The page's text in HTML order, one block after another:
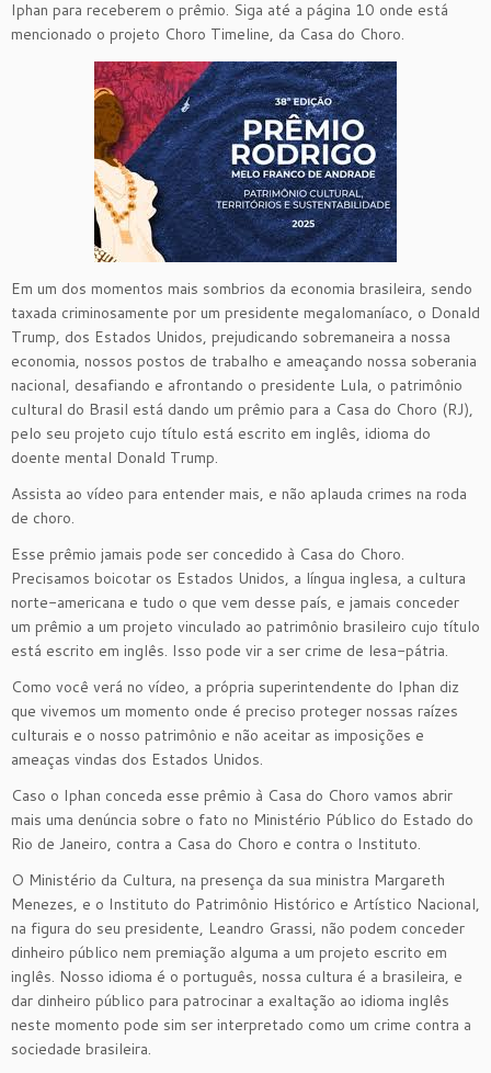
Iphan para receberem o prêmio. Siga até a página 10 onde está
mencionado o projeto Choro Timeline, da Casa do Choro.
Em um dos momentos mais sombrios da economia brasileira, sendo
taxada criminosamente por um presidente megalomaníaco, o Donald
Trump, dos Estados Unidos, prejudicando sobremaneira a nossa
economia, nossos postos de trabalho e ameaçando nossa soberania
nacional, desafiando e afrontando o presidente Lula, o patrimônio
cultural do Brasil está dando um prêmio para a Casa do Choro (RJ),
pelo seu projeto cujo título está escrito em inglês, idioma do
doente mental Donald Trump.
Assista ao vídeo para entender mais, e não aplauda crimes na roda
de choro.
Esse prêmio jamais pode ser concedido à Casa do Choro.
Precisamos boicotar os Estados Unidos, a língua inglesa, a cultura
norte-americana e tudo o que vem desse país, e jamais conceder
um prêmio a um projeto vinculado ao patrimônio brasileiro cujo título
está escrito em inglês. Isso pode vir a ser crime de lesa-pátria.
Como você verá no vídeo, a própria superintendente do Iphan diz
que vivemos um momento onde é preciso proteger nossas raízes
culturais e o nosso patrimônio e não aceitar as imposições e
ameaças vindas dos Estados Unidos.
Caso o Iphan conceda esse prêmio à Casa do Choro vamos abrir
mais uma denúncia sobre o fato no Ministério Público do Estado do
Rio de Janeiro, contra a Casa do Choro e contra o Instituto.
O Ministério da Cultura, na presença da sua ministra Margareth
Menezes, e o Instituto do Patrimônio Histórico e Artístico Nacional,
na figura do seu presidente, Leandro Grassi, não podem conceder
dinheiro público nem premiação alguma a um projeto escrito em
inglês. Nosso idioma é o português, nossa cultura é a brasileira, e
dar dinheiro público para patrocinar a exaltação ao idioma inglês
neste momento pode sim ser interpretado como um crime contra a
sociedade brasileira.